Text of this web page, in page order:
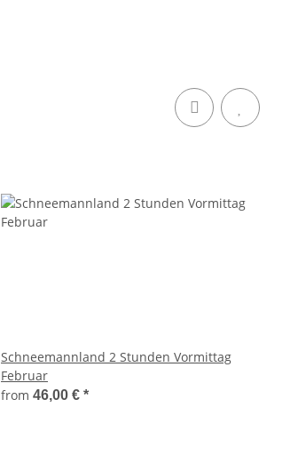
Schneemannland 2 Stunden Vormittag
Februar
from 46,00 € *